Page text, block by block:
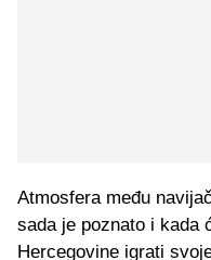
Atmosfera među
sada je poznato i kada
Hercegovine igrati